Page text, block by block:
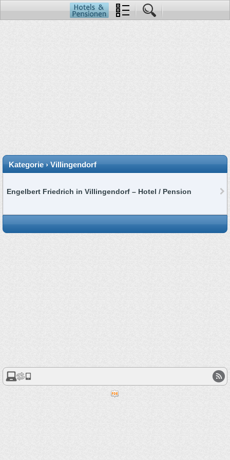
Kategorie › Villingendorf
Engelbert Friedrich in Villingendorf – Hotel / Pension